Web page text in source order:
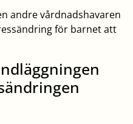
andre vårdnadshavaren
för barnet att